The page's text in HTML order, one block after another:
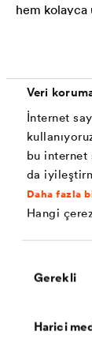
Veri
İnternet
bu internet
da
Daha fazla
Hangi
Seçimi
Gerekli
Harici
hem kolayca
DELTA®-
devam
ölçüsünde
meydana
DELTA® -
yapıştırıp